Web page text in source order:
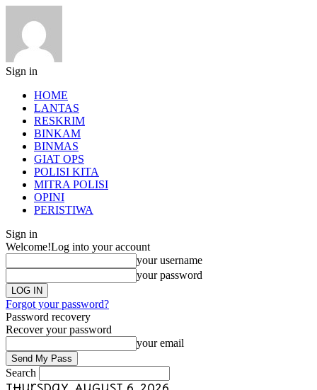
Sign in
HOME
LANTAS
RESKRIM
BINKAM
BINMAS
GIAT OPS
POLISI KITA
MITRA POLISI
OPINI
PERISTIWA
Sign in
Welcome!Log into your account
your username
your password
Forgot your password?
Password recovery
Recover your password
your email
Search